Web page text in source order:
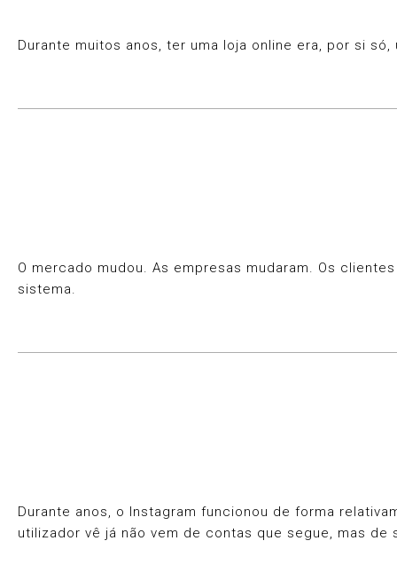
Durante muitos anos, ter uma loja online era, por si
O mercado mudou. As empresas mudaram. Os
sistema.
Durante anos, o Instagram funcionou de forma
utilizador vê já não vem de contas que segue, mas